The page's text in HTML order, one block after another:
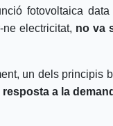
fotovoltaica
electricitat, no va
un dels principis
a la